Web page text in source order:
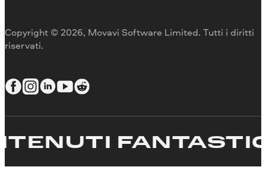
Copyright © 2026, Movavi Software Limited. Tutti i diritti
riservati.
FANTASTICI